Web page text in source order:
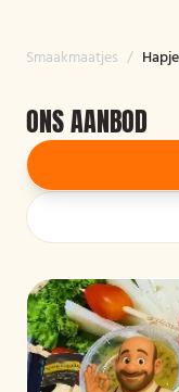
Smaakmaatjes /
ONS AANBOD